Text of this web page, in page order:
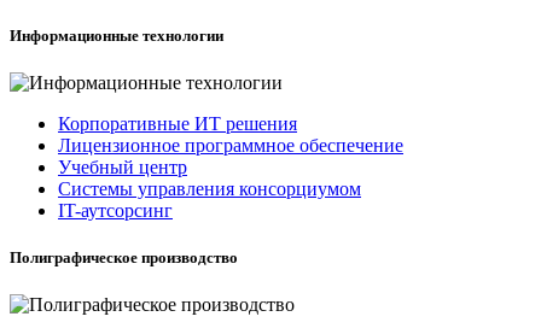
Информационные технологии
Корпоративные ИТ решения
Лицензионное программное обеспечение
Учебный центр
Системы управления консорциумом
IT-аутсорсинг
Полиграфическое производство